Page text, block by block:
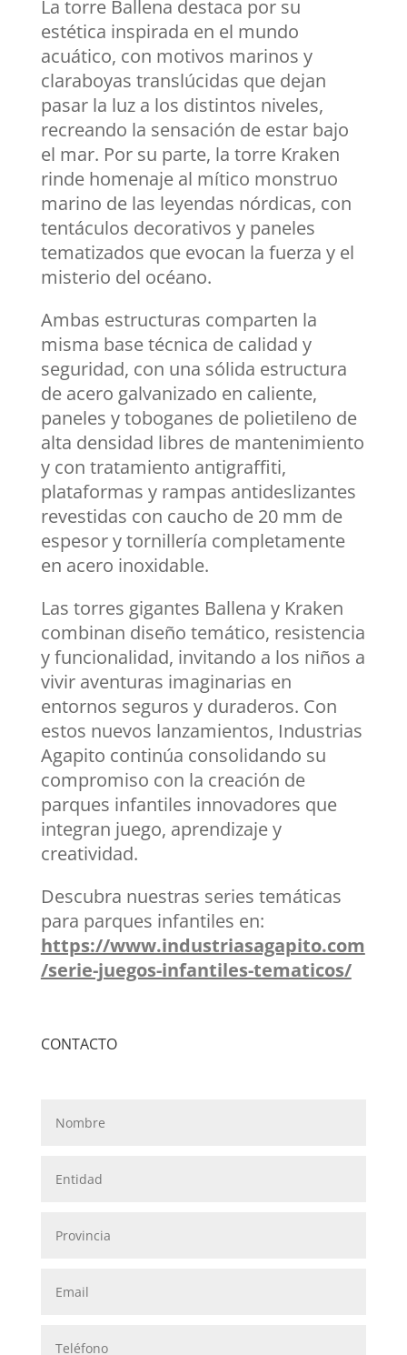
La torre Ballena destaca por su
estética inspirada en el mundo
acuático, con motivos marinos y
claraboyas translúcidas que dejan
pasar la luz a los distintos niveles,
recreando la sensación de estar bajo
el mar. Por su parte, la torre Kraken
rinde homenaje al mítico monstruo
marino de las leyendas nórdicas, con
tentáculos decorativos y paneles
tematizados que evocan la fuerza y el
misterio del océano.
Ambas estructuras comparten la
misma base técnica de calidad y
seguridad, con una sólida estructura
de acero galvanizado en caliente,
paneles y toboganes de polietileno de
alta densidad libres de mantenimiento
y con tratamiento antigraffiti,
plataformas y rampas antideslizantes
revestidas con caucho de 20 mm de
espesor y tornillería completamente
en acero inoxidable.
Las torres gigantes Ballena y Kraken
combinan diseño temático, resistencia
y funcionalidad, invitando a los niños a
vivir aventuras imaginarias en
entornos seguros y duraderos. Con
estos nuevos lanzamientos, Industrias
Agapito continúa consolidando su
compromiso con la creación de
parques infantiles innovadores que
integran juego, aprendizaje y
creatividad.
Descubra nuestras series temáticas
para parques infantiles en:
https://www.industriasagapito.com
/serie-juegos-infantiles-tematicos/
CONTACTO